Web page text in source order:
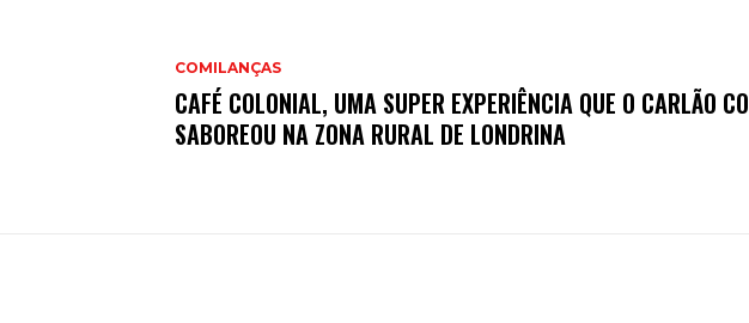
COMILANÇAS
CAFÉ COLONIAL, UMA SUPER EXPERIÊNCIA QUE O CARLÃO
SABOREOU NA ZONA RURAL DE LONDRINA